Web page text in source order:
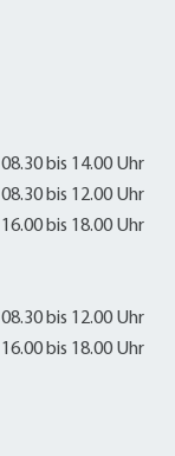
08.30 bis 14.00 Uhr
08.30 bis 12.00 Uhr
16.00 bis 18.00 Uhr
08.30 bis 12.00 Uhr
16.00 bis 18.00 Uhr